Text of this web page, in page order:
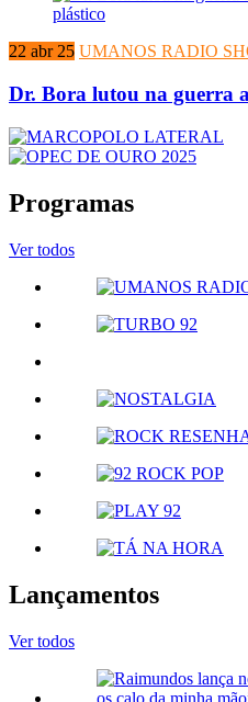
22 abr 25 UMANOS RADIO
Dr. Bora lutou na guerra
Programas
Ver todos
Lançamentos
Ver todos